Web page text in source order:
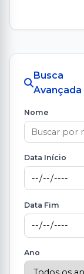
Busca
Avançada
Nome
Data Início
Data Fim
Ano